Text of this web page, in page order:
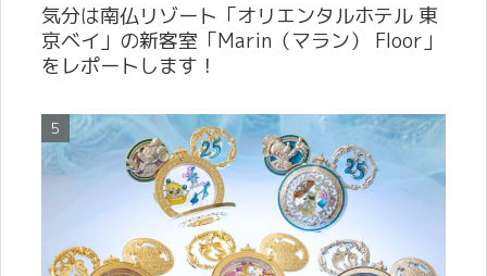
気分は南仏リゾート「オリエンタルホテル 東
京ベイ」の新客室「Marin（マラン） Floor」
をレポートします！